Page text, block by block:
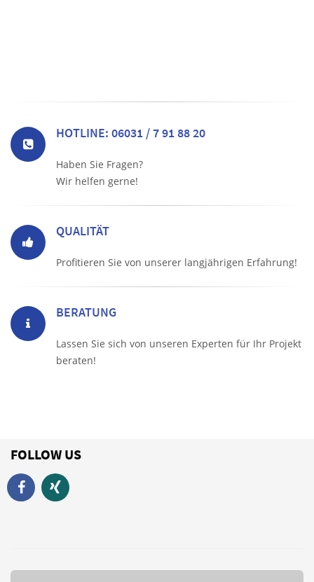
HOTLINE: 06031 / 7 91 88 20
Haben Sie Fragen?
Wir helfen gerne!
QUALITÄT
Profitieren Sie von unserer langjährigen Erfahrung!
BERATUNG
Lassen Sie sich von unseren Experten für Ihr Projekt
beraten!
FOLLOW US